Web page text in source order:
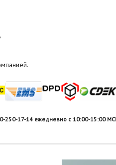
250-17-14 ежедневно с 10:00-15:00